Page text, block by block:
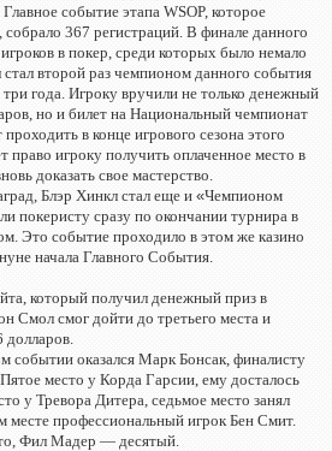
событие этапа WSOP, которое
собрало 367 регистраций. В финале данного
в покер, среди которых было немало
второй раз чемпионом данного события
года. Игроку вручили не только денежный
но и билет на Национальный чемпионат
в конце игрового сезона этого
право игроку получить оплаченное место в
доказать свое мастерство.
Блэр Хинкл стал еще и «Чемпионом
покеристу сразу по окончании турнира в
Это событие проходило в этом же казино
начала Главного События.
который получил денежный приз в
Смол смог дойти до третьего места и
событии оказался Марк Бонсак, финалисту
место у Корда Гарсии, ему досталось
у Тревора Дитера, седьмое место занял
месте профессиональный игрок Бен Смит.
Фил Мадер — десятый.